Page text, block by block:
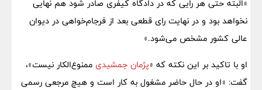
«البته حتی هر رایی که در دادگاه کیفری صادر شود هم نهایی
نخواهد بود و در نهایت رای قطعی بعد از فرجام‌خواهی در دیوان
عالی کشور مشخص می‌شود.»
او با تاکید بر این نکته که «پژمان جمشیدی ممنوع‌الکار نیست»،
گفت: «او در حال‌ حاضر مشغول به کار است و هیچ مرجعی رسمی